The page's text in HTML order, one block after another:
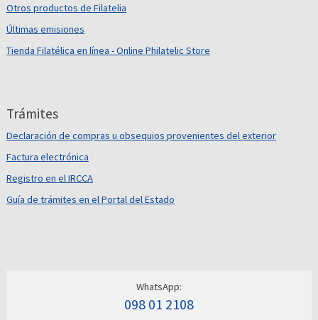
Otros productos de Filatelia
Últimas emisiones
Tienda Filatélica en línea - Online Philatelic Store
Trámites
Declaración de compras u obsequios provenientes del exterior
Factura electrónica
Registro en el IRCCA
Guía de trámites en el Portal del Estado
WhatsApp:
098 01 2108